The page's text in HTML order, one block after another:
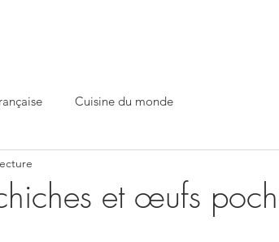
Cuisine du monde
et œufs